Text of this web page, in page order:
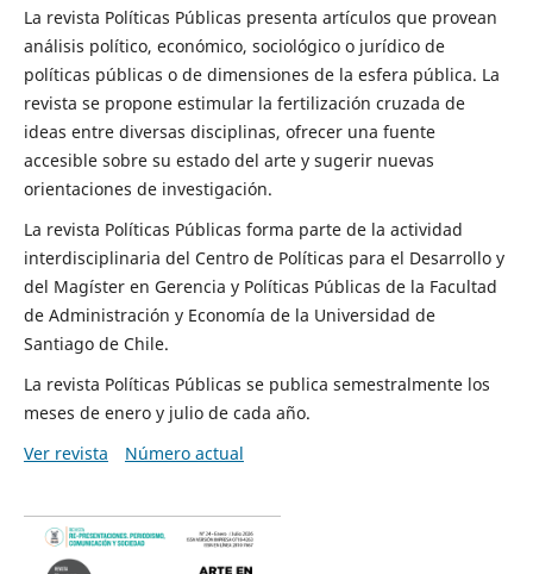
La revista Políticas Públicas presenta artículos que provean
análisis político, económico, sociológico o jurídico de
políticas públicas o de dimensiones de la esfera pública. La
revista se propone estimular la fertilización cruzada de
ideas entre diversas disciplinas, ofrecer una fuente
accesible sobre su estado del arte y sugerir nuevas
orientaciones de investigación.
La revista Políticas Públicas forma parte de la actividad
interdisciplinaria del Centro de Políticas para el Desarrollo y
del Magíster en Gerencia y Políticas Públicas de la Facultad
de Administración y Economía de la Universidad de
Santiago de Chile.
La revista Políticas Públicas se publica semestralmente los
meses de enero y julio de cada año.
Ver revista
Número actual